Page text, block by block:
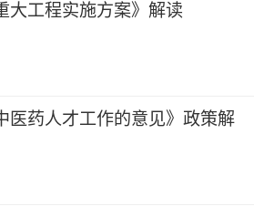
大工程实施方案》解读
医药人才工作的意见》政策解